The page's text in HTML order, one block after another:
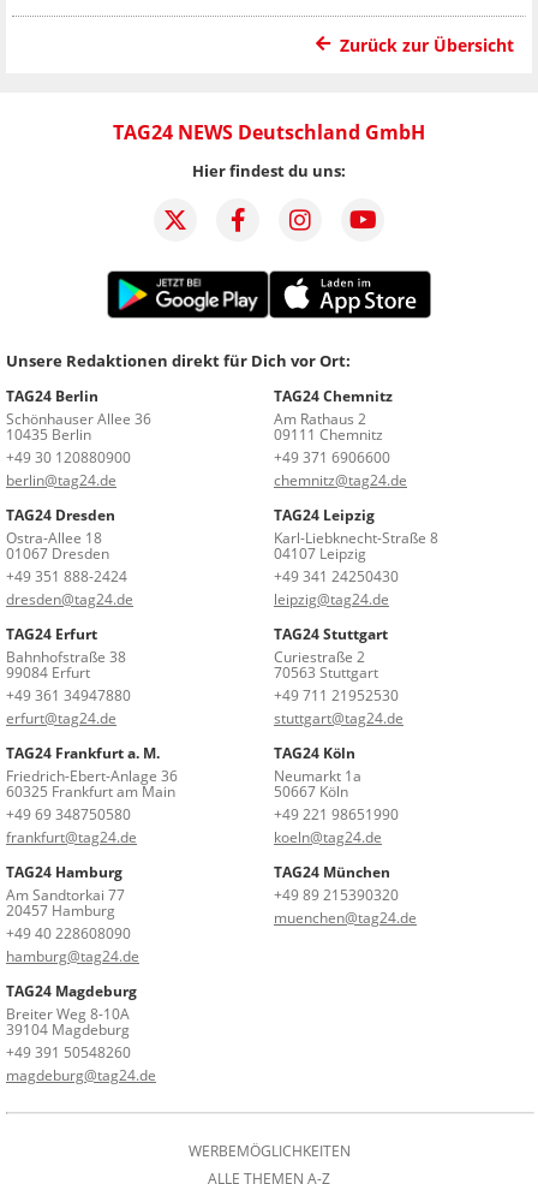
Zurück zur Übersicht
TAG24 NEWS Deutschland GmbH
Hier findest du uns:
Unsere Redaktionen direkt für Dich vor Ort:
TAG24 Berlin
Schönhauser Allee 36
10435 Berlin
+49 30 120880900
berlin@tag24.de
TAG24 Chemnitz
Am Rathaus 2
09111 Chemnitz
+49 371 6906600
chemnitz@tag24.de
TAG24 Dresden
Ostra-Allee 18
01067 Dresden
+49 351 888-2424
dresden@tag24.de
TAG24 Leipzig
Karl-Liebknecht-Straße 8
04107 Leipzig
+49 341 24250430
leipzig@tag24.de
TAG24 Erfurt
Bahnhofstraße 38
99084 Erfurt
+49 361 34947880
erfurt@tag24.de
TAG24 Stuttgart
Curiestraße 2
70563 Stuttgart
+49 711 21952530
stuttgart@tag24.de
TAG24 Frankfurt a. M.
Friedrich-Ebert-Anlage 36
60325 Frankfurt am Main
+49 69 348750580
frankfurt@tag24.de
TAG24 Köln
Neumarkt 1a
50667 Köln
+49 221 98651990
koeln@tag24.de
TAG24 Hamburg
Am Sandtorkai 77
20457 Hamburg
+49 40 228608090
hamburg@tag24.de
TAG24 München
+49 89 215390320
muenchen@tag24.de
TAG24 Magdeburg
Breiter Weg 8-10A
39104 Magdeburg
+49 391 50548260
magdeburg@tag24.de
WERBEMÖGLICHKEITEN
ALLE THEMEN A-Z